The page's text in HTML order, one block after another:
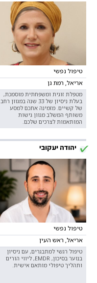
טיפול נפשי
אריאל, רמת גן
מטפלת זוגית ומשפחתית מוסמכת,
בעלת ניסיון של 33 שנה במגוון רחב
של קשיים. מזמינה אתכם למסע
משותף המשלב מגוון גישות
המותאמות לצרכים שלכם.
יהודה יעקובי
טיפול נפשי
אריאל, ראש העין
טיפול רגשי למתבגרים, עם ניסיון
בנוער בסיכון, EMDR, ליווי הורים
ותהליך טיפולי מותאם אישית.